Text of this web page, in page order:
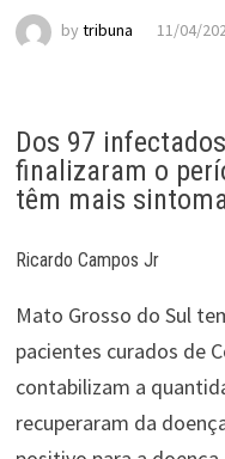
by tribuna 11/04/
Dos 97
finalizaram o
têm mais
Ricardo Campos Jr
Mato Grosso do Sul
pacientes curados de
contabilizam a
recuperaram da